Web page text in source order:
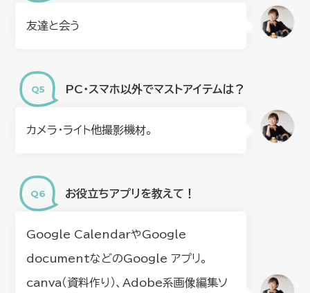
友達と会う
PC・スマホ以外でマストアイテムは？
カメラ・ライト他撮影機材。
お役立ちアプリを教えて！
Google CalendarやGoogle
documentなどのGoogle アプリ。
canva（資料作り）、Adobe系画像編集ソ